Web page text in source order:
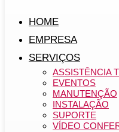
HOME
EMPRESA
SERVIÇOS
ASSISTÊNCIA
EVENTOS
MANUTENÇÃO
INSTALAÇÃO
SUPORTE
VÍDEO